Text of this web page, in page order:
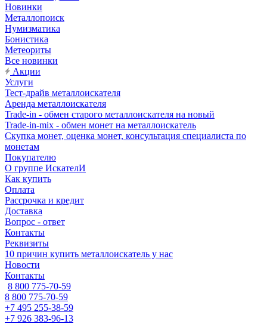
Новинки
Металлопоиск
Нумизматика
Бонистика
Метеориты
Все новинки
Акции
Услуги
Тест-драйв металлоискателя
Аренда металлоискателя
Trade-in - обмен старого металлоискателя на новый
Trade-in-mix - обмен монет на металлоискатель
Скупка монет, оценка монет, консультация специалиста по
монетам
Покупателю
О группе ИскателИ
Как купить
Оплата
Рассрочка и кредит
Доставка
Вопрос - ответ
Контакты
Реквизиты
10 причин купить металлоискатель у нас
Новости
Контакты
8 800 775-70-59
8 800 775-70-59
+7 495 255-38-59
+7 926 383-96-13